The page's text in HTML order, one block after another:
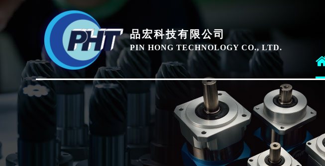
品宏科技有限公司
PIN HONG TECHNOLOGY CO., LTD.